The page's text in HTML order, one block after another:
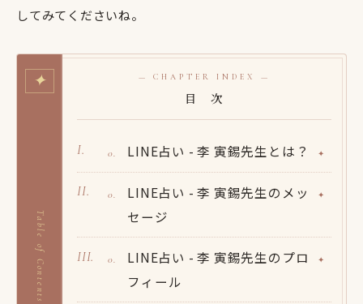
してみてくださいね。
✦
Table of Contents
— CHAPTER INDEX —
目 次
LINE占い - 李 寅錫先生とは？
LINE占い - 李 寅錫先生のメッ
セージ
LINE占い - 李 寅錫先生のプロ
フィール